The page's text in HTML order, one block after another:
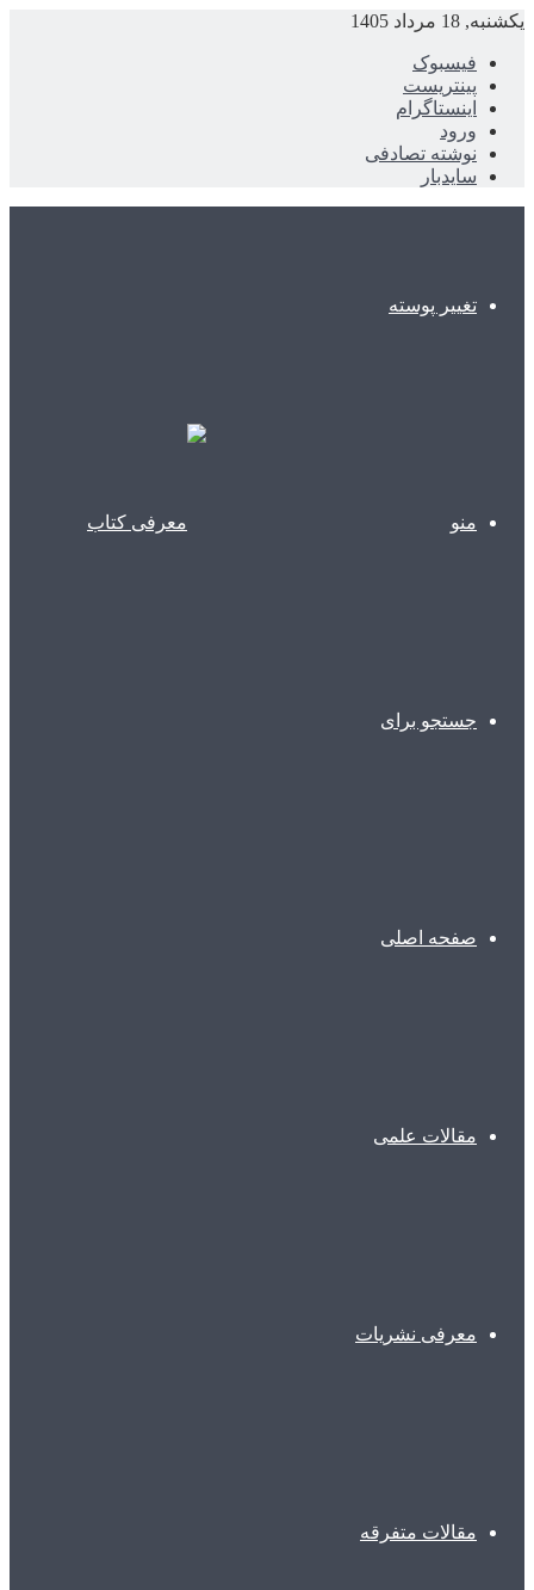
یکشنبه, 18 مرداد 1405
فیسبوک
پینتریست
اینستاگرام
ورود
نوشته تصادفی
سایدبار
تغییر پوسته
منو
جستجو برای
صفحه اصلی
مقالات علمی
معرفی نشریات
مقالات متفرقه